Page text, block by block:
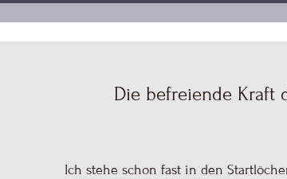
Die befreiende Kraft
Ich stehe schon fast in den